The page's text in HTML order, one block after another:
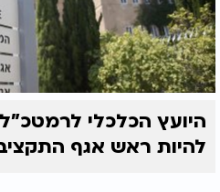
היועץ הכלכלי
להיות ראש אגף